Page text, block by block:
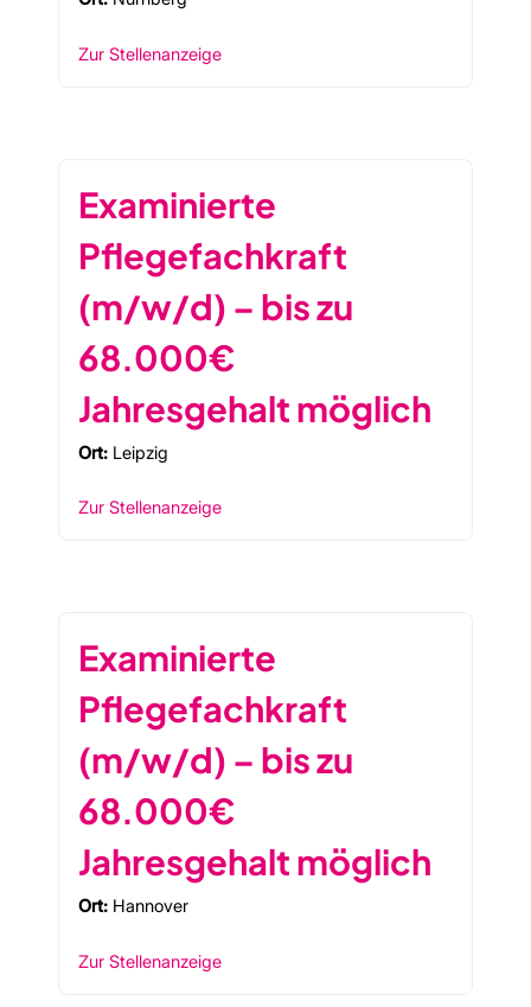
Zur Stellenanzeige
Examinierte
Pflegefachkraft
(m/w/d) – bis zu
68.000€
Jahresgehalt möglich
Ort: Leipzig
Zur Stellenanzeige
Examinierte
Pflegefachkraft
(m/w/d) – bis zu
68.000€
Jahresgehalt möglich
Ort: Hannover
Zur Stellenanzeige